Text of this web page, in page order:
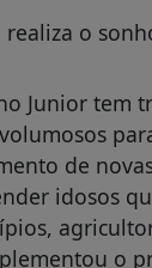
Junior tem
de
idosos
o